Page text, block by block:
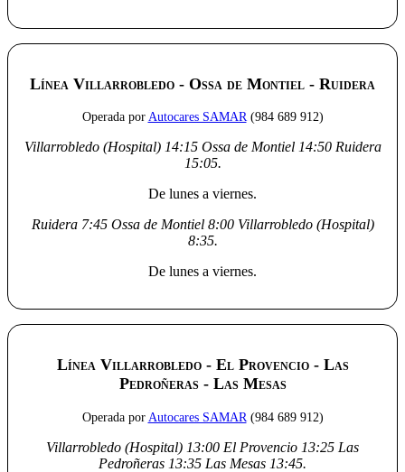
Línea Villarrobledo - Ossa de Montiel - Ruidera
Operada porAutocares SAMAR(984 689 912)
Villarrobledo (Hospital) 14:15 Ossa de Montiel 14:50 Ruidera
15:05.
De lunes a viernes.
Ruidera 7:45 Ossa de Montiel 8:00 Villarrobledo (Hospital)
8:35.
De lunes a viernes.
Línea Villarrobledo - El Provencio - Las
Pedroñeras - Las Mesas
Operada por Autocares SAMAR (984 689 912)
Villarrobledo (Hospital) 13:00 El Provencio 13:25 Las
Pedroñeras 13:35 Las Mesas 13:45.